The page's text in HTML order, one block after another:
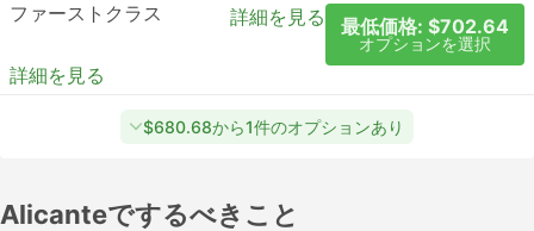
ファーストクラス
詳細を見る 最低価格: $702.64
オプションを選択
詳細を見る
$680.68から1件のオプションあり
Alicanteでするべきこと